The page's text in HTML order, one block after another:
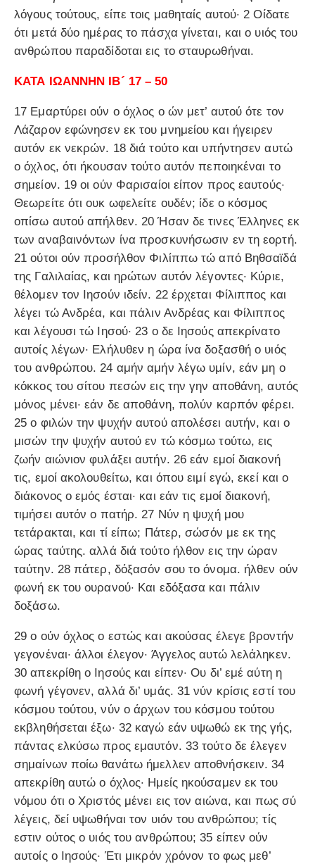
λόγους τούτους, είπε τοις μαθηταίς αυτού· 2 Οίδατε
ότι μετά δύο ημέρας το πάσχα γίνεται, και ο υιός του
ανθρώπου παραδίδοται εις το σταυρωθήναι.
ΚΑΤΑ ΙΩΑΝΝΗΝ ΙΒ´ 17 – 50
17 Εμαρτύρει ούν ο όχλος ο ών μετ’ αυτού ότε τον
Λάζαρον εφώνησεν εκ του μνημείου και ήγειρεν
αυτόν εκ νεκρών. 18 διά τούτο και υπήντησεν αυτώ
ο όχλος, ότι ήκουσαν τούτο αυτόν πεποιηκέναι το
σημείον. 19 οι ούν Φαρισαίοι είπον προς εαυτούς·
Θεωρείτε ότι ουκ ωφελείτε ουδέν; ίδε ο κόσμος
οπίσω αυτού απήλθεν. 20 Ήσαν δε τινες Έλληνες εκ
των αναβαινόντων ίνα προσκυνήσωσιν εν τη εορτή.
21 ούτοι ούν προσήλθον Φιλίππω τώ από Βηθσαϊδά
της Γαλιλαίας, και ηρώτων αυτόν λέγοντες· Κύριε,
θέλομεν τον Ιησούν ιδείν. 22 έρχεται Φίλιππος και
λέγει τώ Ανδρέα, και πάλιν Ανδρέας και Φίλιππος
και λέγουσι τώ Ιησού· 23 ο δε Ιησούς απεκρίνατο
αυτοίς λέγων· Ελήλυθεν η ώρα ίνα δοξασθή ο υιός
του ανθρώπου. 24 αμήν αμήν λέγω υμίν, εάν μη ο
κόκκος του σίτου πεσών εις την γην αποθάνη, αυτός
μόνος μένει· εάν δε αποθάνη, πολύν καρπόν φέρει.
25 ο φιλών την ψυχήν αυτού απολέσει αυτήν, και ο
μισών την ψυχήν αυτού εν τώ κόσμω τούτω, εις
ζωήν αιώνιον φυλάξει αυτήν. 26 εάν εμοί διακονή
τις, εμοί ακολουθείτω, και όπου ειμί εγώ, εκεί και ο
διάκονος ο εμός έσται· και εάν τις εμοί διακονή,
τιμήσει αυτόν ο πατήρ. 27 Νύν η ψυχή μου
τετάρακται, και τί είπω; Πάτερ, σώσόν με εκ της
ώρας ταύτης. αλλά διά τούτο ήλθον εις την ώραν
ταύτην. 28 πάτερ, δόξασόν σου το όνομα. ήλθεν ούν
φωνή εκ του ουρανού· Και εδόξασα και πάλιν
δοξάσω.
29 ο ούν όχλος ο εστώς και ακούσας έλεγε βροντήν
γεγονέναι· άλλοι έλεγον· Άγγελος αυτώ λελάληκεν.
30 απεκρίθη ο Ιησούς και είπεν· Ου δι’ εμέ αύτη η
φωνή γέγονεν, αλλά δι’ υμάς. 31 νύν κρίσις εστί του
κόσμου τούτου, νύν ο άρχων του κόσμου τούτου
εκβληθήσεται έξω· 32 καγώ εάν υψωθώ εκ της γής,
πάντας ελκύσω προς εμαυτόν. 33 τούτο δε έλεγεν
σημαίνων ποίω θανάτω ήμελλεν αποθνήσκειν. 34
απεκρίθη αυτώ ο όχλος· Ημείς ηκούσαμεν εκ του
νόμου ότι ο Χριστός μένει εις τον αιώνα, και πως σύ
λέγεις, δεί υψωθήναι τον υιόν του ανθρώπου; τίς
εστιν ούτος ο υιός του ανθρώπου; 35 είπεν ούν
αυτοίς ο Ιησούς· Έτι μικρόν χρόνον το φως μεθ’